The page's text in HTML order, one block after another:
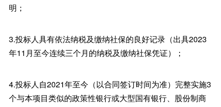
明；
3.投标人具有依法纳税及缴纳社保的良好记录（出具2023
年11月至今连续三个月的纳税及缴纳社保凭证）；
4.投标人自2021年至今（以合同签订时间为准）完整实施3
个与本项目类似的政策性银行或大型国有银行、股份制商